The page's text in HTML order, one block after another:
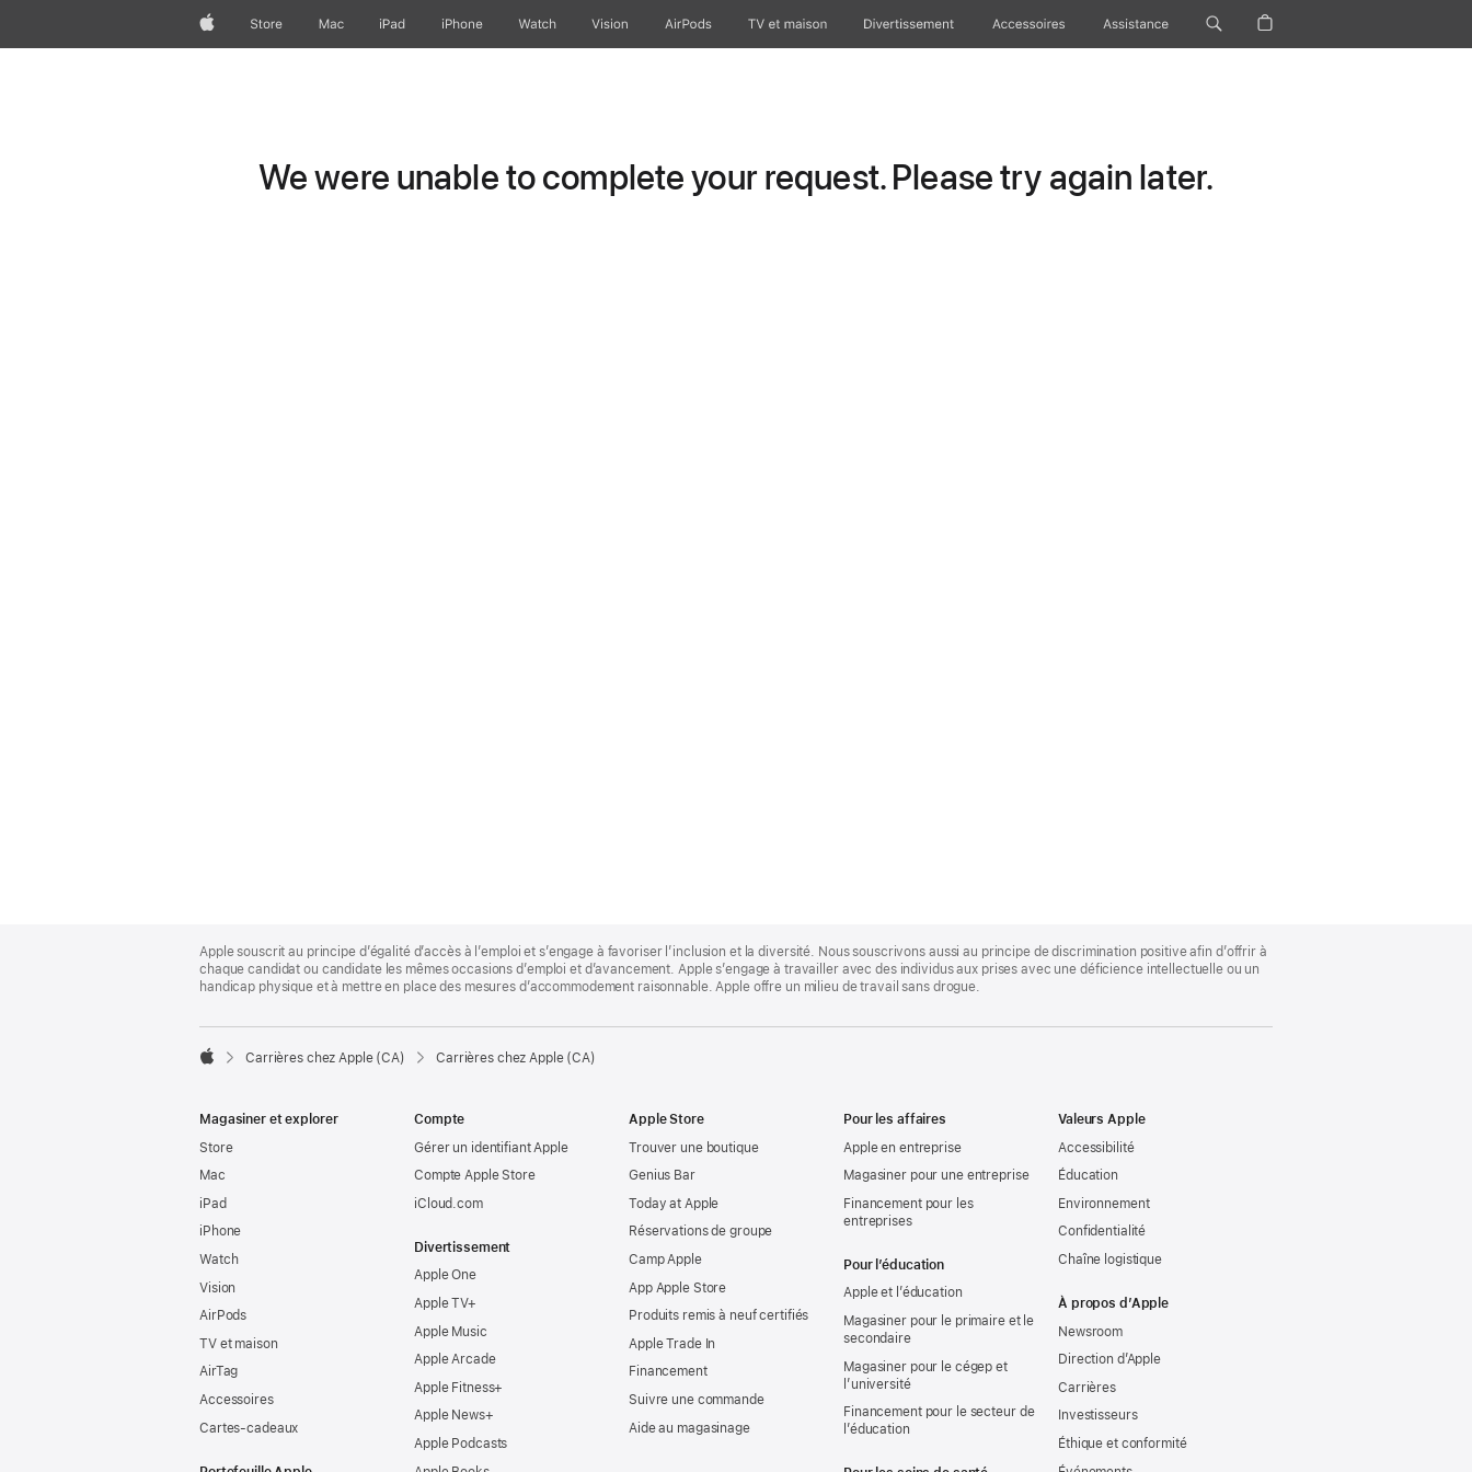
AppleStore Mac iPad iPhone Watch Vision AirPods TV et maison Divertissement Accessoires Assistance
We were unable to complete your request. Please try again later.
Footer
Apple souscrit au principe d’égalité d’accès à l’emploi et s’engage à favoriser l’inclusion et la diversité. Nous souscrivons aussi au principe de discrimination positive afin d’offrir à
chaque candidat ou candidate les mêmes occasions d’emploi et d’avancement. Apple s’engage à travailler avec des individus aux prises avec une déficience intellectuelle ou un
handicap physique et à mettre en place des mesures d’accommodement raisonnable. Apple offre un milieu de travail sans drogue.

Carrières chez Apple (CA) Carrières chez Apple (CA)
Magasiner et explorer
Store
Mac
iPad
iPhone
Watch
Vision
AirPods
TV et maison
AirTag
Accessoires
Cartes-cadeaux
Compte
Gérer un identifiant Apple
Compte Apple Store
iCloud.com
Divertissement
Apple One
Apple TV+
Apple Music
Apple Arcade
Apple Fitness+
Apple News+
Apple Podcasts
Apple Store
Trouver une boutique
Genius Bar
Today at Apple
Réservations de groupe
Camp Apple
App Apple Store
Produits remis à neuf certifiés
Apple Trade In
Financement
Suivre une commande
Aide au magasinage
Pour les affaires
Apple en entreprise
Magasiner pour une entreprise
Financement pour les
entreprises
Pour l’éducation
Apple et l’éducation
Magasiner pour le primaire et le
secondaire
Magasiner pour le cégep et
l’université
Financement pour le secteur de
l’éducation
Valeurs Apple
Accessibilité
Éducation
Environnement
Confidentialité
Chaîne logistique
À propos d’Apple
Newsroom
Direction d’Apple
Carrières
Investisseurs
Éthique et conformité